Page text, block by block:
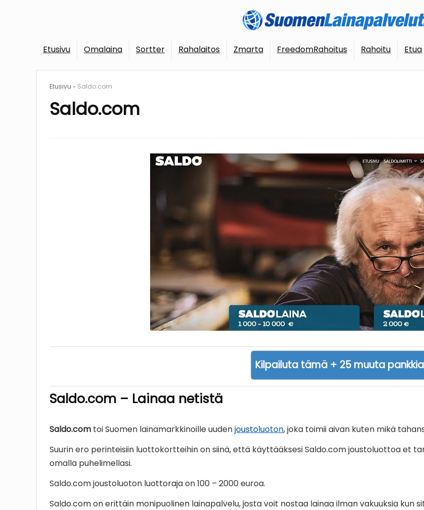
Etusivu Omalaina Sortter Rahalaitos Zmarta FreedomRahoitus Rahoitu Etua
Etusivu » Saldo.com
Saldo.com
Kilpailuta tämä + 25 muuta pankkia
Saldo.com – Lainaa netistä
Saldo.com toi Suomen lainamarkkinoille uudenjoustoluoton, joka toimii aivan kuten mikä
Suurin ero perinteisiin luottokortteihin on siinä, että käyttääksesi Saldo.com joustoluottoa et
omalla puhelimellasi.
Saldo.com joustoluoton luottoraja on 100 – 2000 euroa.
Saldo.com on erittäin monipuolinen lainapalvelu, josta voit nostaa lainaa ilman vakuuksia kun